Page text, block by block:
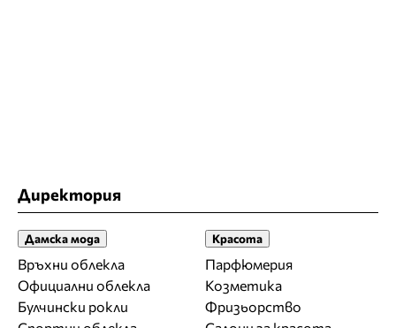
Директория
Дамска мода
Връхни облекла
Официални облекла
Булчински рокли
Красота
Парфюмерия
Козметика
Фризьорство